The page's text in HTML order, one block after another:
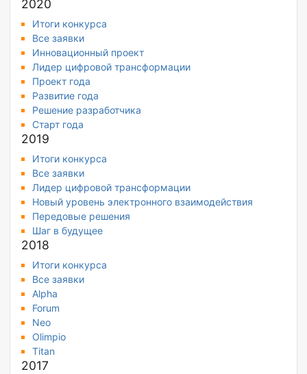
2020
Итоги конкурса
Все заявки
Инновационный проект
Лидер цифровой трансформации
Проект года
Развитие года
Решение разработчика
Старт года
2019
Итоги конкурса
Все заявки
Лидер цифровой трансформации
Новый уровень электронного взаимодействия
Передовые решения
Шаг в будущее
2018
Итоги конкурса
Все заявки
Alpha
Forum
Neo
Olimpio
Titan
2017